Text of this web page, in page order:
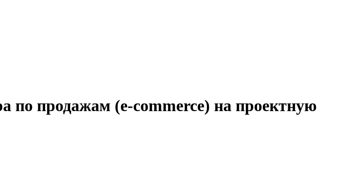
по продажам (e-commerce) на проектную